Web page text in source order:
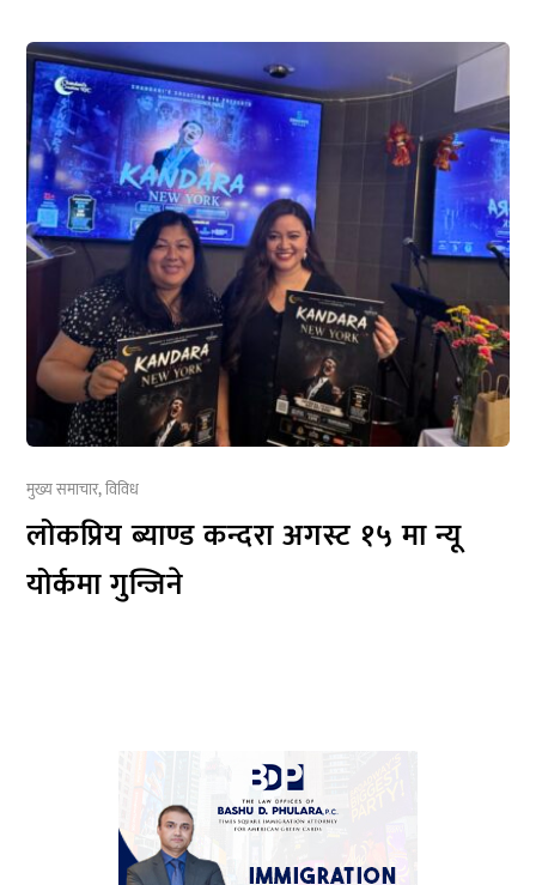
मुख्य समाचार,विविध
लोकप्रिय ब्याण्ड कन्दरा अगस्ट १५ मा न्यू
योर्कमा गुन्जिने